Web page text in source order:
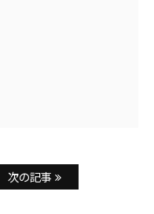
次の記事